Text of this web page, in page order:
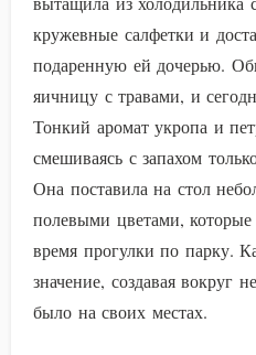
кружевные салфетки и
подаренную ей дочерью.
яичницу с травами, и
Тонкий аромат укропа и
смешиваясь с запахом
Она поставила на стол
полевыми цветами, которые
время прогулки по парку.
значение, создавая вокруг
было на своих местах.